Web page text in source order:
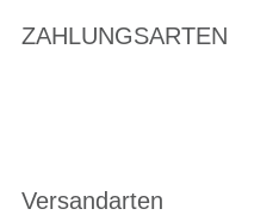
ZAHLUNGSARTEN
Versandarten